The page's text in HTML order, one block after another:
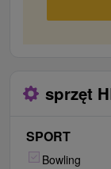
sprzęt
SPORT
Bowling